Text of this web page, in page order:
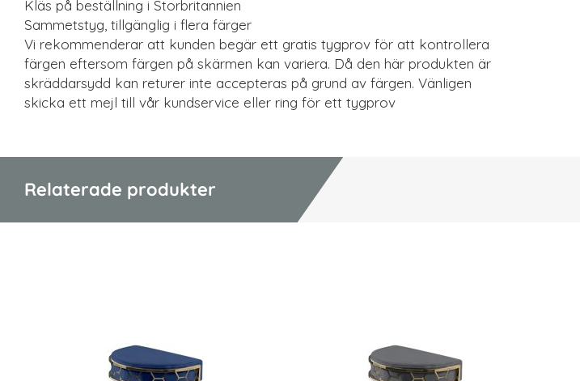
Kläs på beställning i Storbritannien
Sammetstyg, tillgänglig i flera färger
Vi rekommenderar att kunden begär ett gratis tygprov för att kontrollera
färgen eftersom färgen på skärmen kan variera. Då den här produkten är
skräddarsydd kan returer inte accepteras på grund av färgen. Vänligen
skicka ett mejl till vår kundservice eller ring för ett tygprov
Relaterade produkter